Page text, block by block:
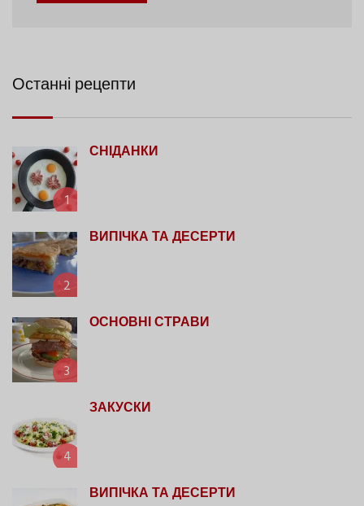
Останні рецепти
1
СНІДАНКИ
2
ВИПІЧКА ТА ДЕСЕРТИ
3
ОСНОВНІ СТРАВИ
4
ЗАКУСКИ
ВИПІЧКА ТА ДЕСЕРТИ